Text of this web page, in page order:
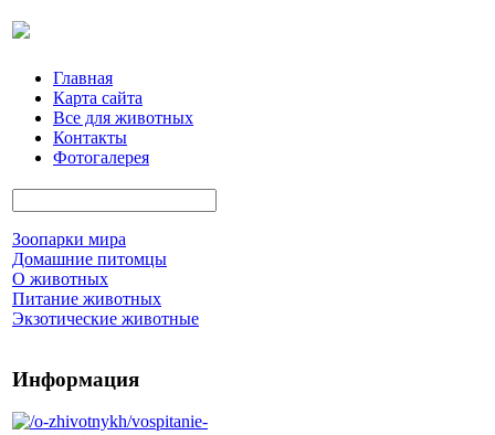
Главная
Карта сайта
Все для животных
Контакты
Фотогалерея
Зоопарки мира
Домашние питомцы
О животных
Питание животных
Экзотические животные
Информация